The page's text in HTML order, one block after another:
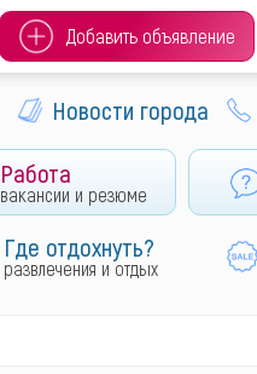
Добавить объявление
Новости города
Работа
вакансии и резюме
Где отдохнуть?
развлечения и отдых